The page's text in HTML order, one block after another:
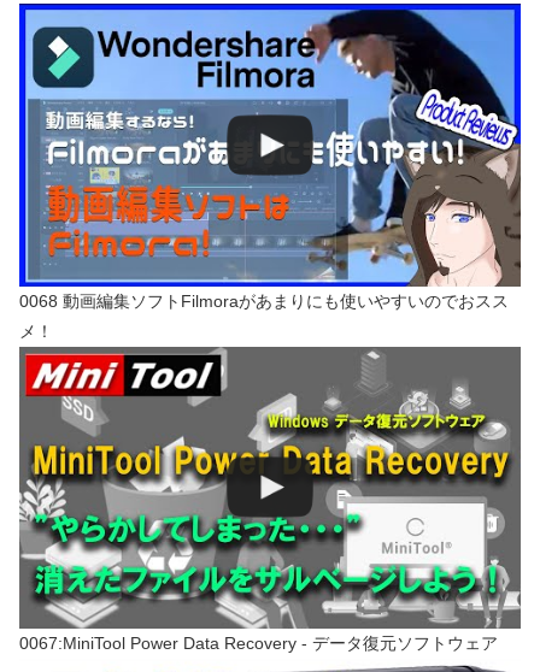
0068 動画編集ソフトFilmoraがあまりにも使いやすいのでおスス
メ！
0067:MiniTool Power Data Recovery - データ復元ソフトウェア